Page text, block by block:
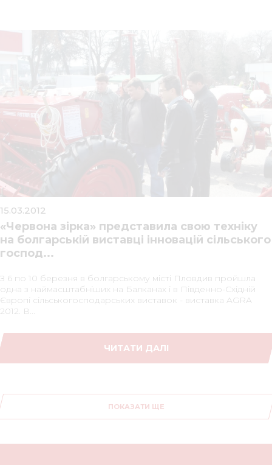
15.03.2012
«Червона зірка» представила свою техніку
на болгарській виставці інновацій сільського
господ...
З 6 по 10 березня в болгарському місті Пловдив пройшла
одна з наймасштабніших на Балканах і в Південно-Східній
Європі сільськогосподарських виставок - виставка AGRA
2012. В...
ЧИТАТИ ДАЛІ
ПОКАЗАТИ ЩЕ